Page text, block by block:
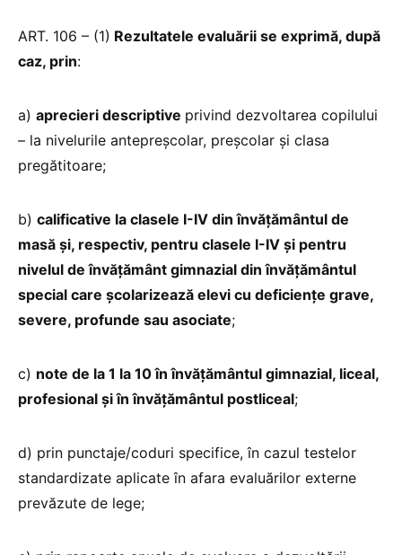
ART. 106 – (1) Rezultatele evaluării se exprimă, după
caz, prin:
a) aprecieri descriptive privind dezvoltarea copilului
– la nivelurile antepreşcolar, preşcolar şi clasa
pregătitoare;
b) calificative la clasele I-IV din învățământul de
masă şi, respectiv, pentru clasele I-IV și pentru
nivelul de învățământ gimnazial din învăţământul
special care şcolarizează elevi cu deficienţe grave,
severe, profunde sau asociate;
c) note de la 1 la 10 în învăţământul gimnazial, liceal,
profesional şi în învăţământul postliceal;
d) prin punctaje/coduri specifice, în cazul testelor
standardizate aplicate în afara evaluărilor externe
prevăzute de lege;